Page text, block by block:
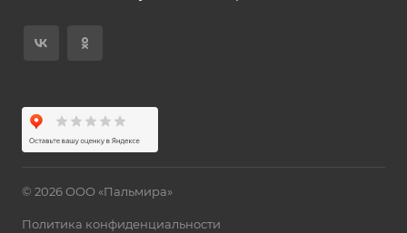
© 2026 ООО «Пальмира»
Политика конфиденциальности